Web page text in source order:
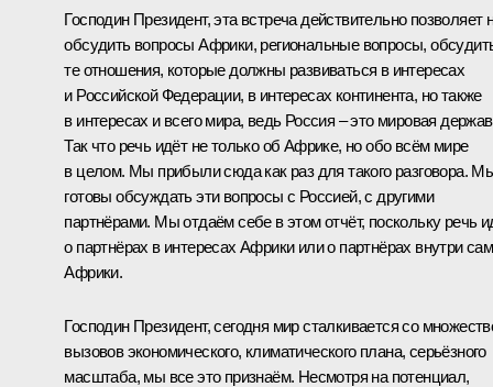
Господин Президент, эта встреча действительно позволяет
обсудить вопросы Африки, региональные вопросы,
те отношения, которые должны развиваться в интересах
и Российской Федерации, в интересах континента, но также
в интересах и всего мира, ведь Россия – это мировая
Так что речь идёт не только об Африке, но обо всём мире
в целом. Мы прибыли сюда как раз для такого разговора.
готовы обсуждать эти вопросы с Россией, с другими
партнёрами. Мы отдаём себе в этом отчёт, поскольку речь
о партнёрах в интересах Африки или о партнёрах внутри
Африки.
Господин Президент, сегодня мир сталкивается со
вызовов экономического, климатического плана, серьёзного
масштаба, мы все это признаём. Несмотря на потенциал,